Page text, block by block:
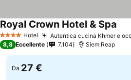
4 Stelle Hotel Autentica cucina Khmer e
Royal Crown Hotel & Spa
8,8 Eccellente 7.104 Siem Reap
Da 27 €